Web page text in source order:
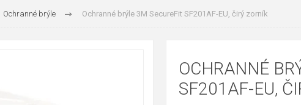
Ochranné brýle Ochranné brýle 3M SecureFit SF201AF-EU, čirý zorník
OCHRANNÉ
SF201AF-EU,